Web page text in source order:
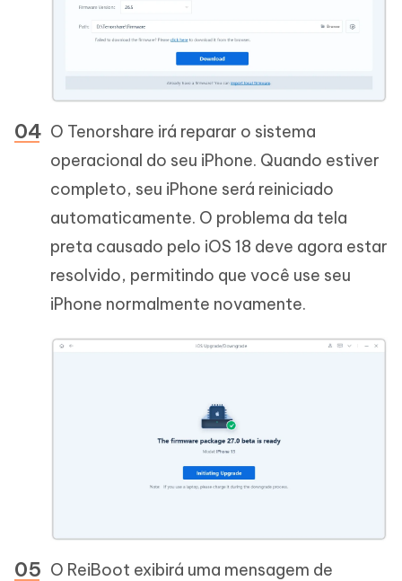
O Tenorshare irá reparar o sistema
operacional do seu iPhone. Quando estiver
completo, seu iPhone será reiniciado
automaticamente. O problema da tela
preta causado pelo iOS 18 deve agora estar
resolvido, permitindo que você use seu
iPhone normalmente novamente.
O ReiBoot exibirá uma mensagem de